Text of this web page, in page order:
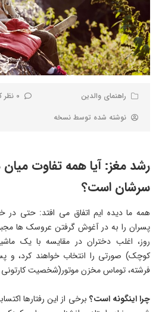
راهنمای والدین
0 نظر کاربران
نوشته شده توسط نسخه
رشد مغز: آیا همه تفاوت
سرشان است؟
همه ما دیده ایم اتفاق می افتد: حتی در
پسران را به در آغوش گرفتن عروسک ها
روز، اغلب دختران در مقایسه با یک
کوچک) صورتی را انتخاب خواهند کرد، و
فرشته، توماس مخزن موتور(شخصیت
چرا اینگونه است؟ برخی از این رفتارها